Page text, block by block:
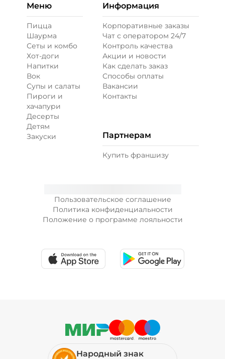
Пользовательское соглашение
Политика конфиденциальности
Положение о программе лояльности
Меню
Пицца
Шаурма
Сеты и комбо
Хот-доги
Напитки
Вок
Супы и салаты
Пироги и
хачапури
Десерты
Детям
Закуски
Информация
Корпоративные заказы
Чат с оператором 24/7
Контроль качества
Акции и новости
Как сделать заказ
Способы оплаты
Вакансии
Контакты
Партнерам
Купить франшизу
Народный знак